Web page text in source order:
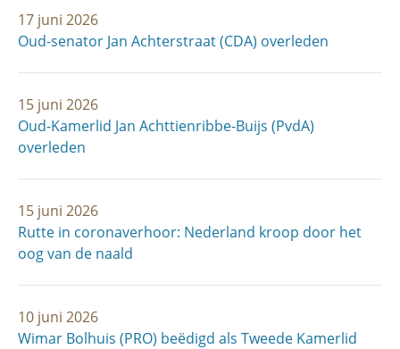
17 juni 2026
Oud-senator Jan Achterstraat (CDA) overleden
15 juni 2026
Oud-Kamerlid Jan Achttienribbe-Buijs (PvdA)
overleden
15 juni 2026
Rutte in coronaverhoor: Nederland kroop door het
oog van de naald
10 juni 2026
Wimar Bolhuis (PRO) beëdigd als Tweede Kamerlid